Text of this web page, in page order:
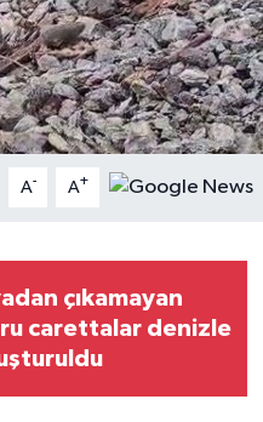
A- A+
çıkamayan
carettalar denizle